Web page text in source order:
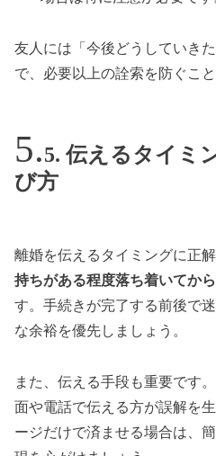
友人には「今後どうしていき
で、必要以上の詮索を防ぐこと
5. 伝えるタイミ
び方
離婚を伝えるタイミングに正
持ちがある程度落ち着いてから
す。手続きが完了する前後で
な余裕を優先しましょう。
また、伝える手段も重要です
面や電話で伝える方が誤解を
ージだけで済ませる場合は、